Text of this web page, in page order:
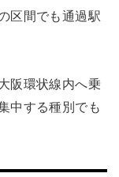
区間でも通過駅
阪環状線内へ乗
中する種別でも